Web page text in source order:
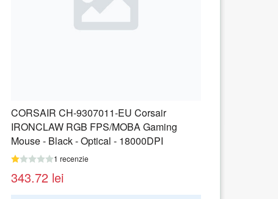
CORSAIR CH-9307011-EU Corsair
IRONCLAW RGB FPS/MOBA Gaming
Mouse - Black - Optical - 18000DPI
1 recenzie
343.72 lei